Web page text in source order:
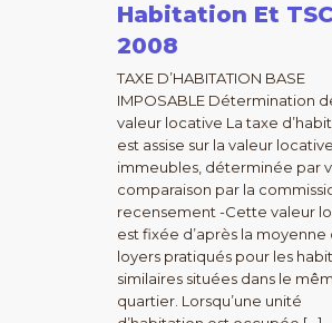
Habitation Et
2008
TAXE D’HABITATION BASE
IMPOSABLE Détermination
valeur locative La taxe
est assise sur la valeur
immeubles, déterminée par
comparaison par la
recensement -Cette valeur
est fixée d’après la moyenne
loyers pratiqués pour les
similaires situées dans le
quartier. Lorsqu’une unité